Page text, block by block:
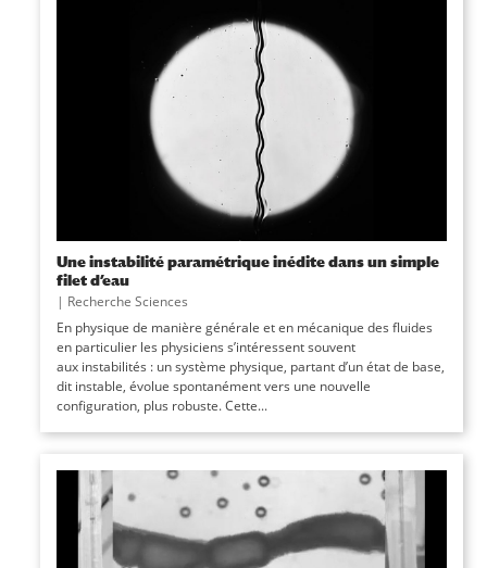
Une instabilité paramétrique inédite dans un simple
filet d’eau
| Recherche Sciences
En physique de manière générale et en mécanique des fluides
en particulier les physiciens s’intéressent souvent
aux instabilités : un système physique, partant d’un état de base,
dit instable, évolue spontanément vers une nouvelle
configuration, plus robuste. Cette...